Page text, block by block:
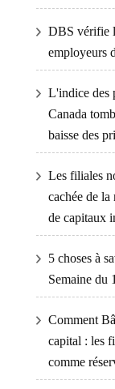
DBS vérifie
employeurs
L'indice des
Canada
baisse des
Les filiales
cachée de la
de capitaux
5 choses à
Semaine du
Comment
capital : les
comme